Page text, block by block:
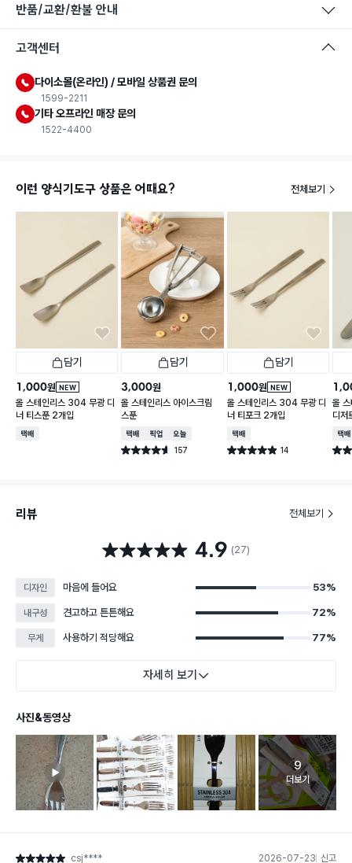
반품/교환/환불 안내
고객센터
다이소몰(온라인) / 모바일 상품권 문의
1599-2211
기타 오프라인 매장 문의
1522-4400
이런 양식기도구 상품은 어때요? 전체보기
담기
NEW
1,000원
올 스테인리스 304 무광 디
너 티스푼 2개입
택배배송
담기
3,000원
올 스테인리스 아이스크림
스푼
택배배송매장픽업오늘배송
별점 4.6점 157
건 작성
담기
NEW
1,000원
올 스테인리스 304 무광 디
너 티포크 2개입
택배배송
별점 4.9점 14
건 작성
올
디저
택배
별점
리뷰 전체보기
별점 4.9점 4.9 (27)
디자인 마음에 들어요 53%
내구성 견고하고 튼튼해요 72%
무게 사용하기 적당해요 77%
자세히 보기
사진&동영상
고객 리뷰
9
더보기
별점 5점 csj**** 2026-07-23 신고